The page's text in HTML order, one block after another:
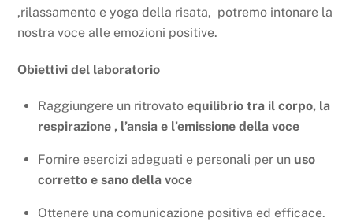
,rilassamento e yoga della risata, potremo intonare la
nostra voce alle emozioni positive.
Obiettivi del laboratorio
Raggiungere un ritrovato equilibrio tra il corpo, la
respirazione , l’ansia e l’emissione della voce
Fornire esercizi adeguati e personali per un uso
corretto e sano della voce
Ottenere una comunicazione positiva ed efficace.